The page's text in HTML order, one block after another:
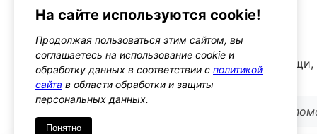
woocommerce_get_help_url
Этот хук также позволяет изменить URL
контекстах.
Используйте его, если хотите изменить URL
На сайте используются cookie!
Продолжая пользоваться этим сайтом, вы
соглашаетесь на использование cookie и
обработку данных в соответствии с политикой
сайта в области обработки и защиты
персональных данных.
Понятно